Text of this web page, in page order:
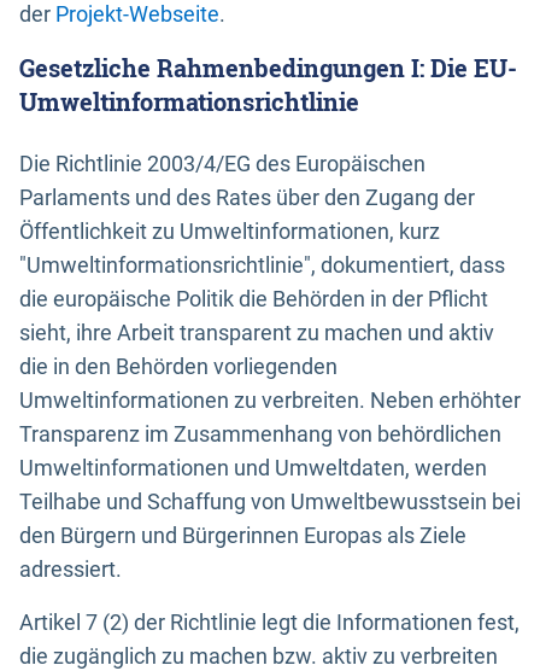
der Projekt-Webseite.
Gesetzliche Rahmenbedingungen I: Die EU-
Umweltinformationsrichtlinie
Die Richtlinie 2003/4/EG des Europäischen
Parlaments und des Rates über den Zugang der
Öffentlichkeit zu Umweltinformationen, kurz
"Umweltinformationsrichtlinie", dokumentiert, dass
die europäische Politik die Behörden in der Pflicht
sieht, ihre Arbeit transparent zu machen und aktiv
die in den Behörden vorliegenden
Umweltinformationen zu verbreiten. Neben erhöhter
Transparenz im Zusammenhang von behördlichen
Umweltinformationen und Umweltdaten, werden
Teilhabe und Schaffung von Umweltbewusstsein bei
den Bürgern und Bürgerinnen Europas als Ziele
adressiert.
Artikel 7 (2) der Richtlinie legt die Informationen fest,
die zugänglich zu machen bzw. aktiv zu verbreiten